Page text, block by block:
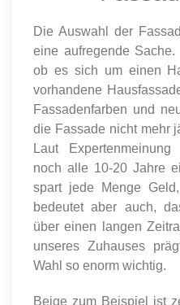
Die Auswahl der
eine aufregende
ob es sich um einen
vorhandene
Fassadenfarben und
die Fassade nicht mehr
Laut
noch alle 10-20 Jahre
spart jede Menge
bedeutet aber auch,
über einen langen
unseres Zuhauses
Wahl so enorm wichtig.
Beige zum Beispiel ist